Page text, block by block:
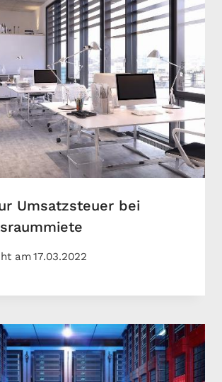
Umsatzsteuer bei
am17.03.2022